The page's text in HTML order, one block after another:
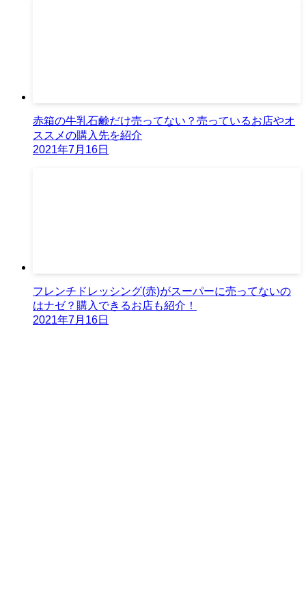
赤箱の牛乳石鹸だけ売ってない？売っているお店やオ
ススメの購入先を紹介
2021年7月16日
フレンチドレッシング(赤)がスーパーに売ってないの
はナゼ？購入できるお店も紹介！
2021年7月16日